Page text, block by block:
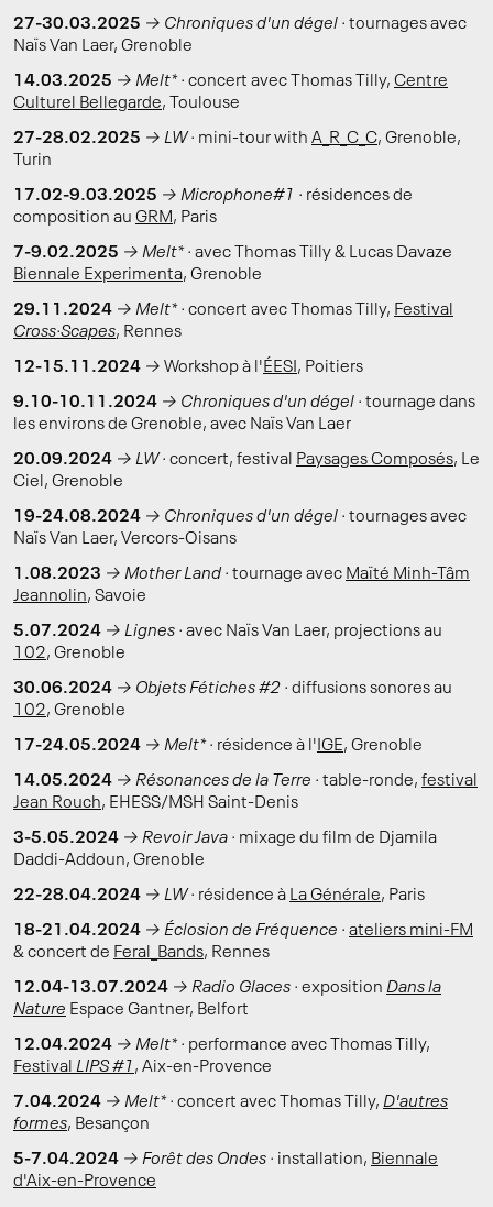
27-30.03.2025 → Chroniques d'un dégel · tournages avec
Naïs Van Laer, Grenoble
14.03.2025 → Melt* · concert avec Thomas Tilly, Centre
Culturel Bellegarde, Toulouse
27-28.02.2025 → LW · mini-tour with A_R_C_C, Grenoble,
Turin
17.02-9.03.2025 → Microphone#1 · résidences de
composition au GRM, Paris
7-9.02.2025 → Melt* · avec Thomas Tilly & Lucas Davaze
Biennale Experimenta, Grenoble
29.11.2024 → Melt* · concert avec Thomas Tilly, Festival
Cross·Scapes, Rennes
12-15.11.2024 → Workshop à l'ÉESI , Poitiers
9.10-10.11.2024 → Chroniques d'un dégel · tournage dans
les environs de Grenoble, avec Naïs Van Laer
20.09.2024 → LW · concert, festival Paysages Composés, Le
Ciel, Grenoble
19-24.08.2024 → Chroniques d'un dégel · tournages avec
Naïs Van Laer, Vercors-Oisans
1.08.2023 → Mother Land · tournage avec Maïté Minh-Tâm
Jeannolin, Savoie
5.07.2024 → Lignes · avec Naïs Van Laer, projections au
102, Grenoble
30.06.2024 → Objets Fétiches #2 · diffusions sonores au
102, Grenoble
17-24.05.2024 → Melt* · résidence à l' IGE, Grenoble
14.05.2024 → Résonances de la Terre · table-ronde, festival
Jean Rouch, EHESS/MSH Saint-Denis
3-5.05.2024 → Revoir Java · mixage du film de Djamila
Daddi-Addoun, Grenoble
22-28.04.2024 → LW · résidence à La Générale, Paris
18-21.04.2024 → Éclosion de Fréquence · ateliers mini-FM
& concert de Feral_Bands, Rennes
12.04-13.07.2024 → Radio Glaces · exposition Dans la
Nature Espace Gantner, Belfort
12.04.2024 → Melt* · performance avec Thomas Tilly,
Festival LIPS #1 , Aix-en-Provence
7.04.2024 → Melt* · concert avec Thomas Tilly, D'autres
formes, Besançon
5-7.04.2024 → Forêt des Ondes · installation, Biennale
d'Aix-en-Provence